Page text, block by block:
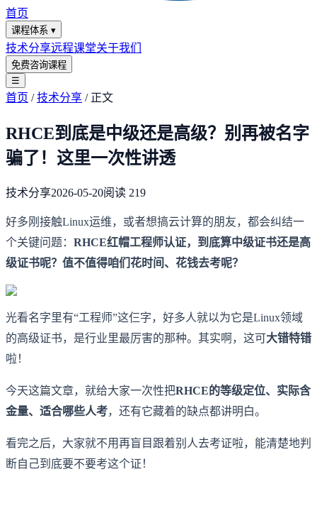
首页
课程体系 ▾
技术分享远程课堂关于我们
免费咨询课程
☰
首页 /技术分享 / 正文
RHCE到底是中级还是高级？别再被名字
骗了！这里一次性讲透
技术分享2026-05-20阅读 219
好多刚接触Linux运维，或者想搞云计算的朋友，都会纠结一
个关键问题： RHCE红帽工程师认证，到底算中级证书还是高
级证书呢？值不值得咱们花时间、花钱去考呢？
光看名字里有“工程师”这仨字，好多人就以为它是Linux领域
的高级证书，是行业里最厉害的那种。其实啊，这可大错特错
啦！
今天这篇文章，就给大家一次性把RHCE的等级定位、实际含
金量、适合哪些人考，还有它藏着的缺点都讲明白。
看完之后，大家就不用再盲目跟着别人去考证啦，能清楚地判
断自己到底要不要考这个证！